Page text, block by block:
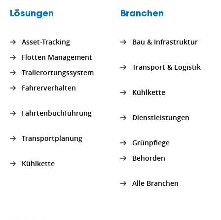
Lösungen
Asset-Tracking
Flotten Management
Trailerortungssystem
Fahrerverhalten
Fahrtenbuchführung
Transportplanung
Kühlkette
Branchen
Bau & Infrastruktur
Transport & Logistik
Kühlkette
Dienstleistungen
Grünpflege
Behörden
Alle Branchen